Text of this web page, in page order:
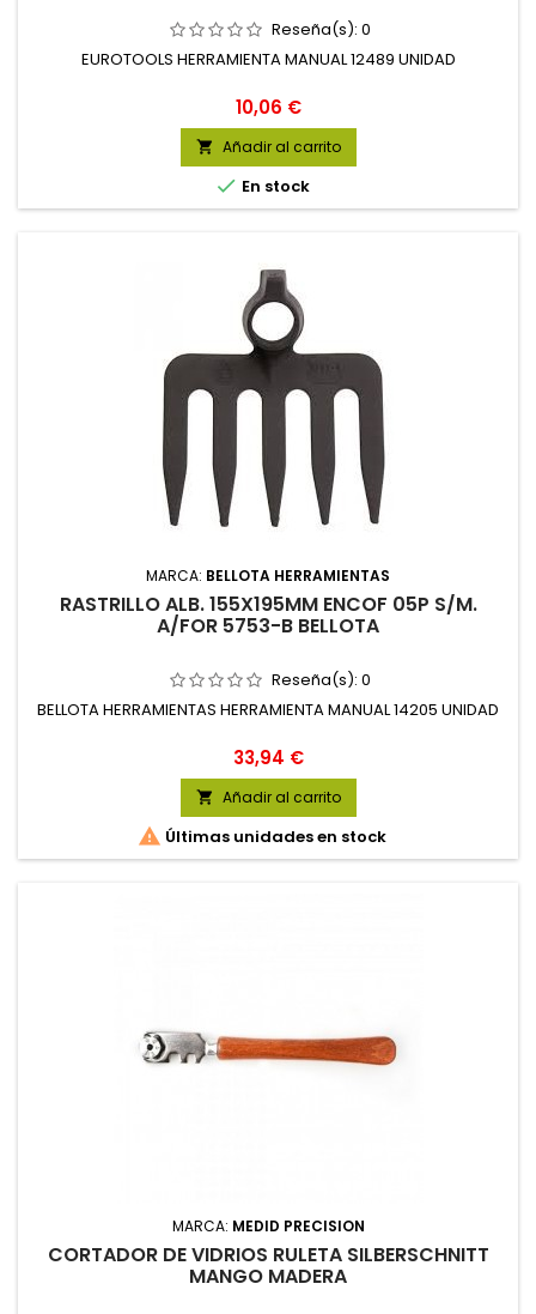
Reseña(s): 0
EUROTOOLS HERRAMIENTA MANUAL 12489 UNIDAD
Precio
10,06 €
 Añadir al carrito
 En stock
MARCA: BELLOTA HERRAMIENTAS
RASTRILLO ALB. 155X195MM ENCOF 05P S/M.
A/FOR 5753-B BELLOTA
Reseña(s): 0
BELLOTA HERRAMIENTAS HERRAMIENTA MANUAL 14205 UNIDAD
Precio
33,94 €
 Añadir al carrito
 Últimas unidades en stock
MARCA: MEDID PRECISION
CORTADOR DE VIDRIOS RULETA SILBERSCHNITT
MANGO MADERA